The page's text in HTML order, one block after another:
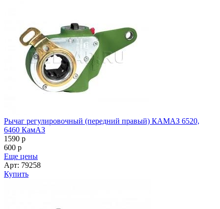
Рычаг регулировочный (передний правый) КАМАЗ 6520,
6460 КамАЗ
1590 p
600 p
Еще цены
Арт: 79258
Купить